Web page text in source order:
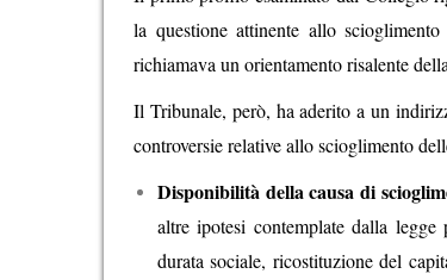
la questione attinente allo
richiamava un orientamento risalente
Il Tribunale, però, ha aderito a un
controversie relative allo scioglimento
Disponibilità della causa di
altre ipotesi contemplate dalla legge
durata sociale, ricostituzione del